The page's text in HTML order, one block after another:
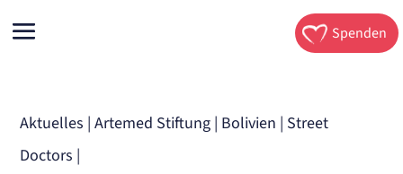
Spenden
Aktuelles |Artemed Stiftung | Bolivien | Street
Doctors |